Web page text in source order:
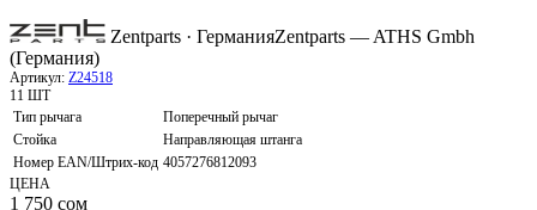
Zentparts · ГерманияZentparts — ATHS Gmbh
(Германия)
Артикул: Z24518
11 ШТ
Тип рычага
Поперечный рычаг
Стойка
Направляющая штанга
Номер EAN/Штрих-код 4057276812093
ЦЕНА
1 750 сом